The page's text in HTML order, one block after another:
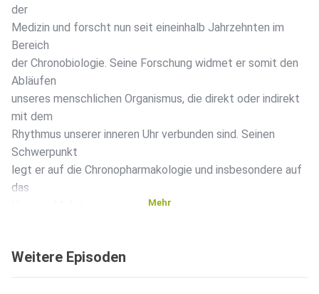
der
Medizin und forscht nun seit eineinhalb Jahrzehnten im
Bereich
der Chronobiologie. Seine Forschung widmet er somit den
Abläufen
unseres menschlichen Organismus, die direkt oder indirekt
mit dem
Rhythmus unserer inneren Uhr verbunden sind. Seinen
Schwerpunkt
legt er auf die Chronopharmakologie und insbesondere auf
das
-
Mehr
Weitere Episoden